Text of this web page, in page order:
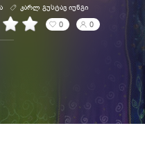
კარლ გუსტავ იუნგი
0 0